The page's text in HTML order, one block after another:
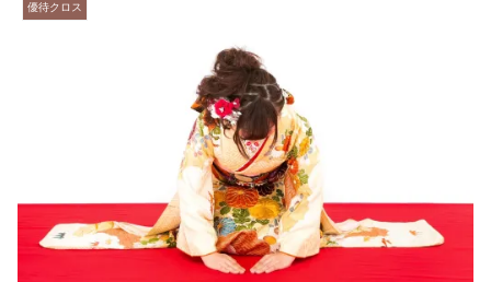
優待クロス